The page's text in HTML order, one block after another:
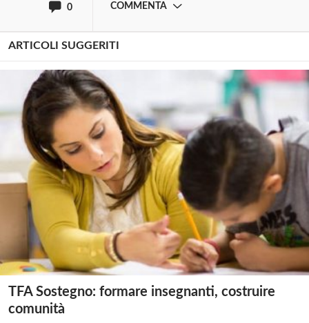
0 COMMENTA
ARTICOLI SUGGERITI
TFA Sostegno: formare insegnanti, costruire
comunità